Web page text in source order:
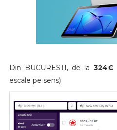
Din BUCURESTI, de la 324€
escale pe sens)